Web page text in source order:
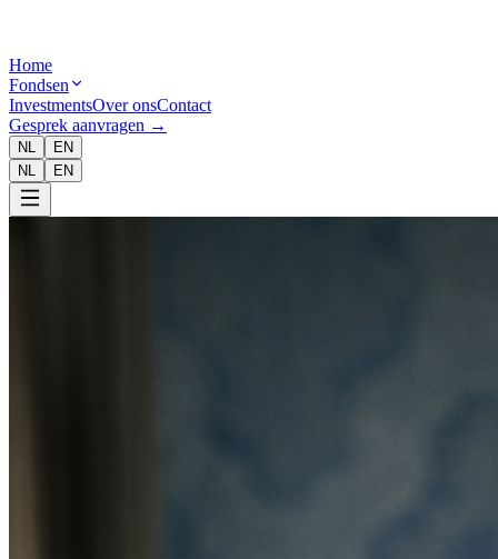
Home
Fondsen
InvestmentsOver onsContact
Gesprek aanvragen →
NL
EN
NL
EN